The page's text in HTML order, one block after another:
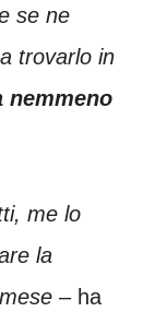
se ne
trovarlo in
nemmeno
me lo
la
– ha